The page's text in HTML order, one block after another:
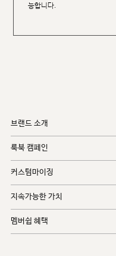
능합니다.
브랜드 소개
룩북 캠페인
커스텀마이징
지속가능한 가치
멤버쉽 혜택